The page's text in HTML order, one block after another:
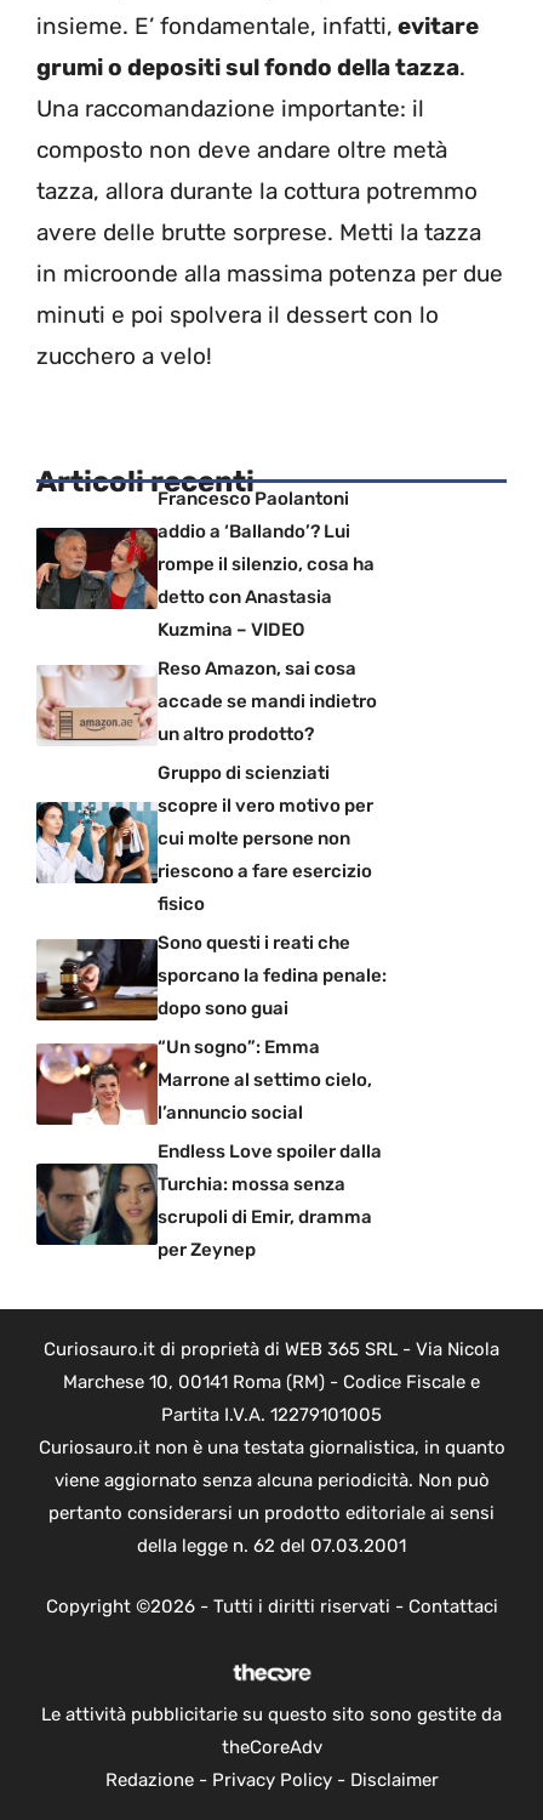
insieme. E’ fondamentale, infatti, evitare
grumi o depositi sul fondo della tazza.
Una raccomandazione importante: il
composto non deve andare oltre metà
tazza, allora durante la cottura potremmo
avere delle brutte sorprese. Metti la tazza
in microonde alla massima potenza per due
minuti e poi spolvera il dessert con lo
zucchero a velo!
Articoli recentiFrancesco Paolantoni
addio a ‘Ballando’? Lui
rompe il silenzio, cosa ha
detto con Anastasia
Kuzmina – VIDEO
Reso Amazon, sai cosa
accade se mandi indietro
un altro prodotto?
Gruppo di scienziati
scopre il vero motivo per
cui molte persone non
riescono a fare esercizio
fisico
Sono questi i reati che
sporcano la fedina penale:
dopo sono guai
“Un sogno”: Emma
Marrone al settimo cielo,
l’annuncio social
Endless Love spoiler dalla
Turchia: mossa senza
scrupoli di Emir, dramma
per Zeynep
Curiosauro.it di proprietà di WEB 365 SRL - Via Nicola
Marchese 10, 00141 Roma (RM) - Codice Fiscale e
Partita I.V.A. 12279101005
Curiosauro.it non è una testata giornalistica, in quanto
viene aggiornato senza alcuna periodicità. Non può
pertanto considerarsi un prodotto editoriale ai sensi
della legge n. 62 del 07.03.2001
Copyright ©2026 - Tutti i diritti riservati - Contattaci
Le attività pubblicitarie su questo sito sono gestite da
theCoreAdv
Redazione- Privacy Policy- Disclaimer